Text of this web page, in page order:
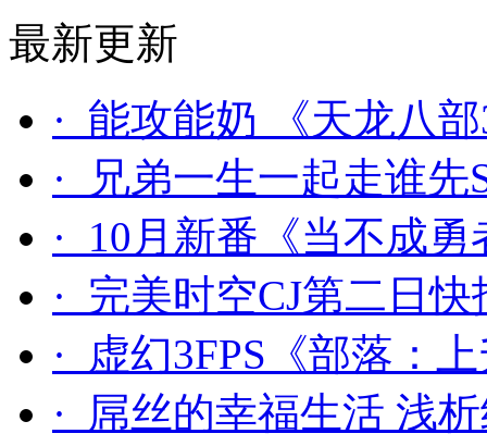
最新更新
· 能攻能奶 《天龙八
· 兄弟一生一起走谁先
· 10月新番《当不成
· 完美时空CJ第二日
· 虚幻3FPS《部落：
· 屌丝的幸福生活 浅